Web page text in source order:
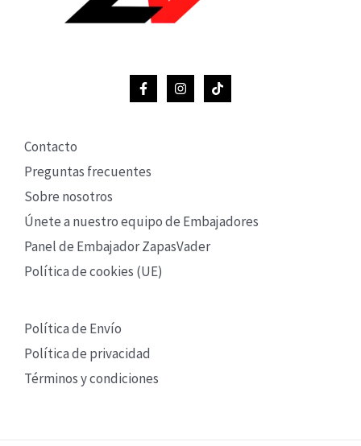
Contacto
Preguntas frecuentes
Sobre nosotros
Únete a nuestro equipo de Embajadores
Panel de Embajador ZapasVader
Política de cookies (UE)
Política de Envío
Política de privacidad
Términos y condiciones